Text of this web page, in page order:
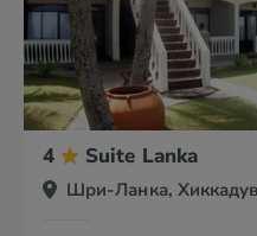
4 Suite Lanka
Шри-Ланка,